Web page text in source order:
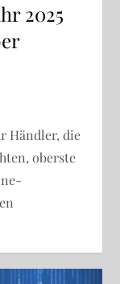
2025
Händler, die
oberste